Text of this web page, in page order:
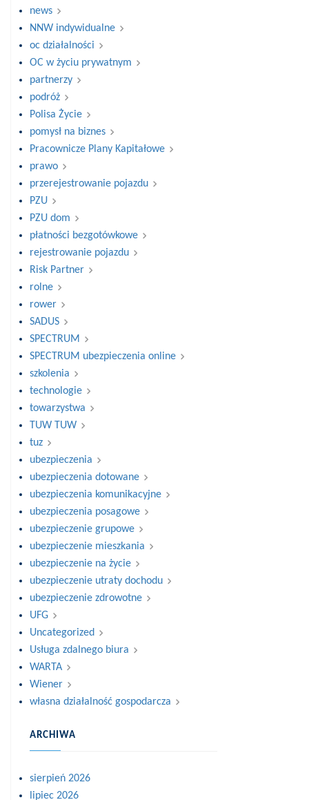
news
NNW indywidualne
oc działalności
OC w życiu prywatnym
partnerzy
podróż
Polisa Życie
pomysł na biznes
Pracownicze Plany Kapitałowe
prawo
przerejestrowanie pojazdu
PZU
PZU dom
płatności bezgotówkowe
rejestrowanie pojazdu
Risk Partner
rolne
rower
SADUS
SPECTRUM
SPECTRUM ubezpieczenia online
szkolenia
technologie
towarzystwa
TUW TUW
tuz
ubezpieczenia
ubezpieczenia dotowane
ubezpieczenia komunikacyjne
ubezpieczenia posagowe
ubezpieczenie grupowe
ubezpieczenie mieszkania
ubezpieczenie na życie
ubezpieczenie utraty dochodu
ubezpieczenie zdrowotne
UFG
Uncategorized
Usługa zdalnego biura
WARTA
Wiener
własna działalność gospodarcza
ARCHIWA
sierpień 2026
lipiec 2026